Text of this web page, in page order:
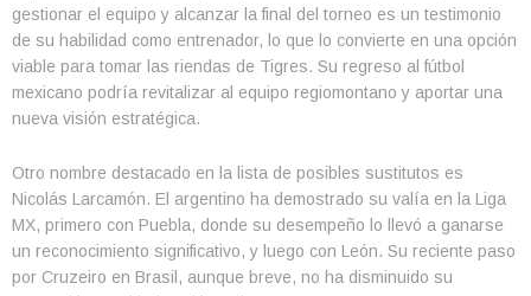
gestionar el equipo y alcanzar la final del torneo es un testimonio
de su habilidad como entrenador, lo que lo convierte en una opción
viable para tomar las riendas de Tigres. Su regreso al fútbol
mexicano podría revitalizar al equipo regiomontano y aportar una
nueva visión estratégica.
Otro nombre destacado en la lista de posibles sustitutos es
Nicolás Larcamón. El argentino ha demostrado su valía en la Liga
MX, primero con Puebla, donde su desempeño lo llevó a ganarse
un reconocimiento significativo, y luego con León. Su reciente paso
por Cruzeiro en Brasil, aunque breve, no ha disminuido su